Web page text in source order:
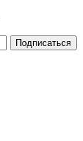
Подписаться